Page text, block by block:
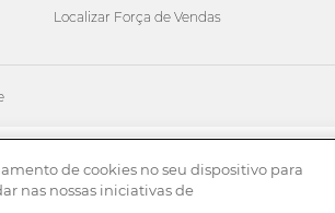
Localizar Força de Vendas
de cookies no seu dispositivo para
nas nossas iniciativas de